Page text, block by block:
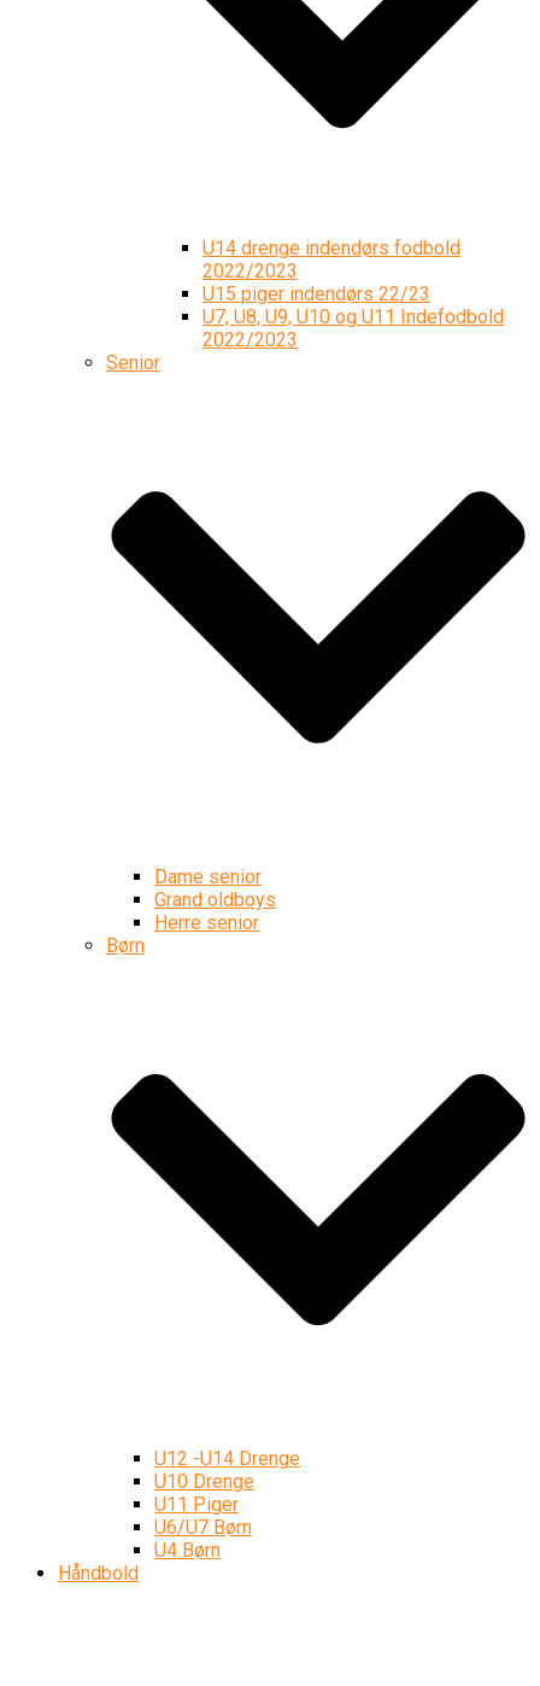
U14 drenge indendørs fodbold
2022/2023
U15 piger indendørs 22/23
U7, U8, U9, U10 og U11 Indefodbold
2022/2023
Senior
Dame senior
Grand oldboys
Herre senior
Børn
U12 -U14 Drenge
U10 Drenge
U11 Piger
U6/U7 Børn
U4 Børn
Håndbold